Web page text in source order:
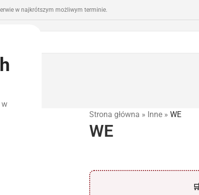
w
w najkrótszym możliwym terminie.
Strona główna » Inne » WE
WE